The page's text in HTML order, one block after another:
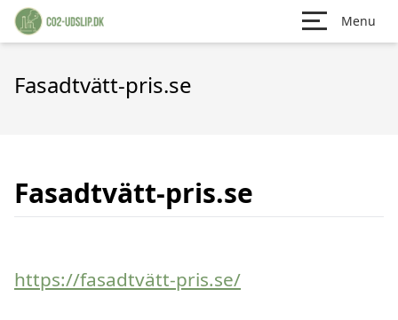
Menu
Fasadtvätt-pris.se
Fasadtvätt-pris.se
https://fasadtvätt-pris.se/